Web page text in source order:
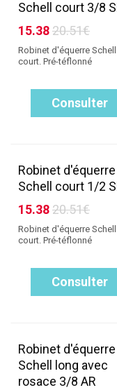
Schell court 3/8
15.3820.51€
Robinet d'équerre Schell
court. Pré-téflonné
Consulter
Robinet d'équerre
Schell court 1/2
15.3820.51€
Robinet d'équerre Schell
court. Pré-téflonné
Consulter
Robinet d'équerre
Schell long avec
rosace 3/8 AR